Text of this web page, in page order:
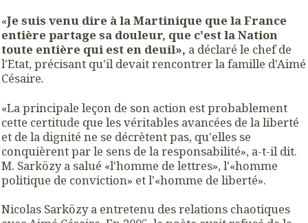
«Je suis venu dire à la Martinique que la France
entière partage sa douleur, que c'est la Nation
toute entière qui est en deuil», a déclaré le chef de
l'Etat, précisant qu'il devait rencontrer la famille d'Aimé
Césaire.
«La principale leçon de son action est probablement
cette certitude que les véritables avancées de la liberté
et de la dignité ne se décrètent pas, qu'elles se
conquièrent par le sens de la responsabilité», a-t-il dit.
M. Sarközy a salué «l'homme de lettres», l'«homme
politique de conviction» et l'«homme de liberté».
Nicolas Sarközy a entretenu des relations chaotiques